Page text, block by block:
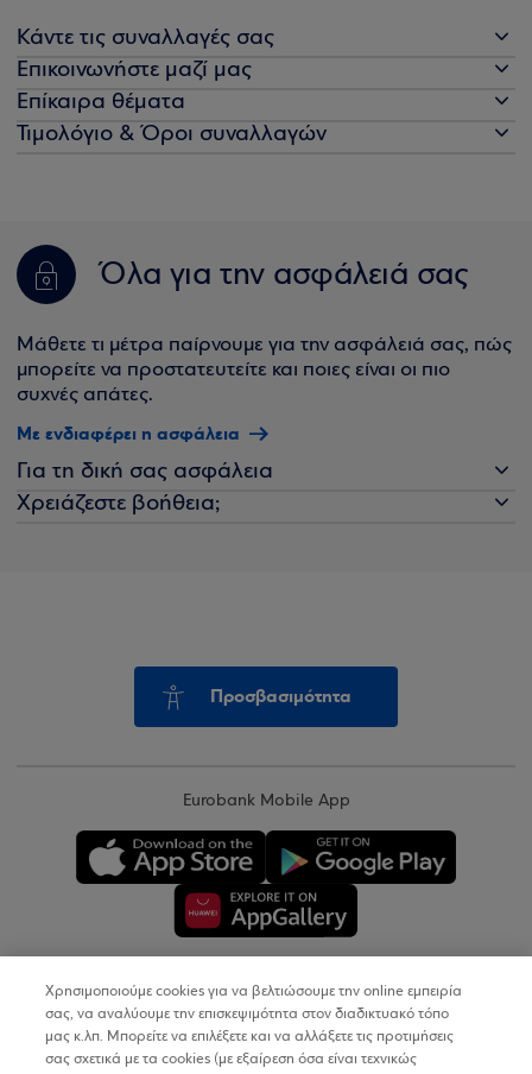
Κάντε τις συναλλαγές σας
Επικοινωνήστε μαζί μας
Επίκαιρα θέματα
Τιμολόγιο & Όροι συναλλαγών
Όλα για την ασφάλειά σας
Μάθετε τι μέτρα παίρνουμε για την ασφάλειά σας, πώς
μπορείτε να προστατευτείτε και ποιες είναι οι πιο
συχνές απάτες.
Με ενδιαφέρει η ασφάλεια
Για τη δική σας ασφάλεια
Χρειάζεστε βοήθεια;
Προσβασιμότητα
Eurobank Mobile App
Copyright © 2026
Χρησιμοποιούμε cookies για να βελτιώσουμε την online εμπειρία
σας, να αναλύουμε την επισκεψιμότητα στον διαδικτυακό τόπο
μας κ.λπ. Μπορείτε να επιλέξετε και να αλλάξετε τις προτιμήσεις
σας σχετικά με τα cookies (με εξαίρεση όσα είναι τεχνικώς